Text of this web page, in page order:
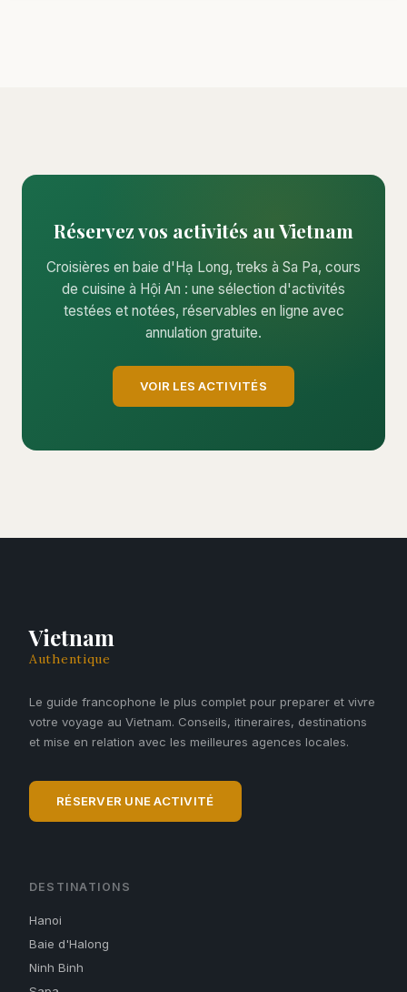
Réservez vos activités au Vietnam
Croisières en baie d'Hạ Long, treks à Sa Pa, cours
de cuisine à Hội An : une sélection d'activités
testées et notées, réservables en ligne avec
annulation gratuite.
VOIR LES ACTIVITÉS
Vietnam
Authentique
Le guide francophone le plus complet pour preparer et vivre
votre voyage au Vietnam. Conseils, itineraires, destinations
et mise en relation avec les meilleures agences locales.
RÉSERVER UNE ACTIVITÉ
DESTINATIONS
Hanoi
Baie d'Halong
Ninh Binh